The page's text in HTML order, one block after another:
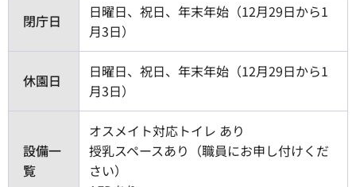
閉庁日
日曜日、祝日、年末年始（12月29日から1
月3日）
休園日
日曜日、祝日、年末年始（12月29日から1
月3日）
設備一
覧
オスメイト対応トイレ あり
授乳スペースあり（職員にお申し付けくだ
さい）